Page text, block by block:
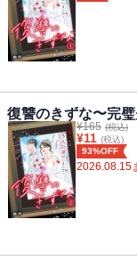
復讐のきずな〜完
¥165 (税込)
¥11 (税込)
93%OFF
2026.08.15